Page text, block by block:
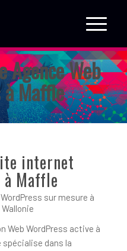
Agence Web
à Maffle
internet
à Maffle
sur mesure à
Web WordPress active à
spécialise dans la